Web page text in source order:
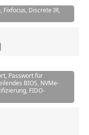
Discrete IR,
Passwort für
BIOS, NVMe-
FIDO-